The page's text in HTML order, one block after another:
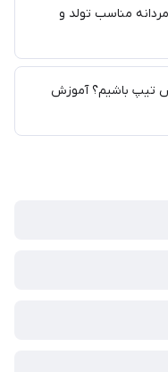
مناسب تولد و
تیپ باشیم؟ آموزش